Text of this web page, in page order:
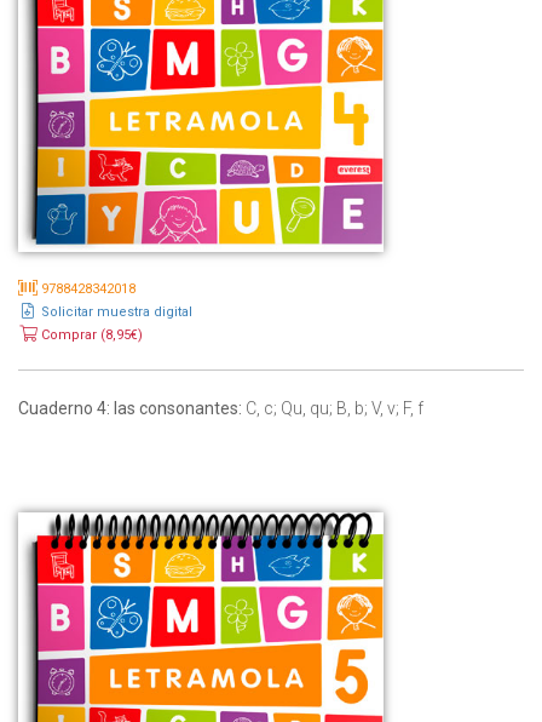
9788428342018
Solicitar muestra digital
Comprar (8,95€)
Cuaderno 4: las consonantes: C, c; Qu, qu; B, b; V, v; F, f